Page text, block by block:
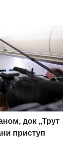
док „Трут
приступ